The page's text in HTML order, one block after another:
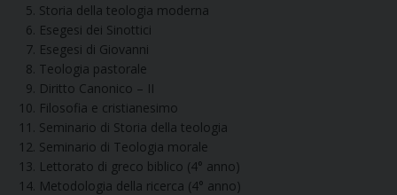
Storia della teologia moderna
Esegesi dei Sinottici
Esegesi di Giovanni
Teologia pastorale
Diritto Canonico – II
Filosofia e cristianesimo
Seminario di Storia della teologia
Seminario di Teologia morale
Lettorato di greco biblico (4° anno)
Metodologia della ricerca (4° anno)